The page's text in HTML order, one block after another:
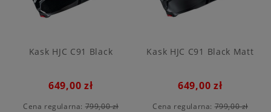
Kask HJC C91 Black
649,00 zł
Cena regularna:799,00 zł
Kask HJC C91 Black Matt
649,00 zł
Cena regularna:799,00 zł